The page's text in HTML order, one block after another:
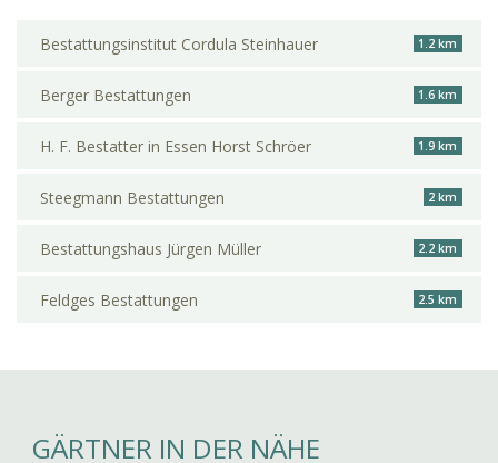
Bestattungsinstitut Cordula Steinhauer 1.2 km
Berger Bestattungen 1.6 km
H. F. Bestatter in Essen Horst Schröer 1.9 km
Steegmann Bestattungen 2 km
Bestattungshaus Jürgen Müller 2.2 km
Feldges Bestattungen 2.5 km
GÄRTNER IN DER NÄHE